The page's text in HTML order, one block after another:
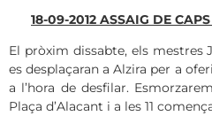
18-09-2012 ASSAIG DE
El pròxim dissabte, els mestres
es desplaçaran a Alzira per a
a l’hora de desfilar.
Plaça d’Alacant i a les 11